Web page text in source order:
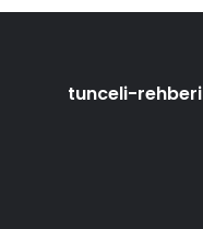
tunceli-rehberi